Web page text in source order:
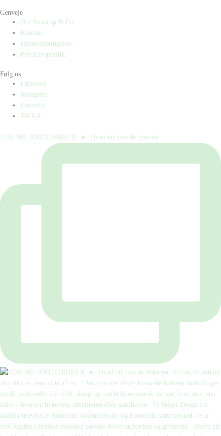
Genveje
Om Straarup & Co
Kontakt
Handelsbetingelser
Privatlivspolitik
Følg os
Facebook
Instagram
LinkedIn
TikTok
UDE NU: ANTICHRISTIE 🔥⁠ ⁠ Hvad nu hvis de historie